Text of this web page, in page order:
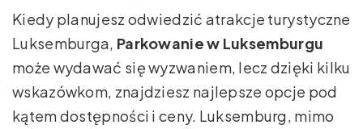
Kiedy planujesz odwiedzić atrakcje turystyczne
Luksemburga, Parkowanie w Luksemburgu
może wydawać się wyzwaniem, lecz dzięki kilku
wskazówkom, znajdziesz najlepsze opcje pod
kątem dostępności i ceny. Luksemburg, mimo